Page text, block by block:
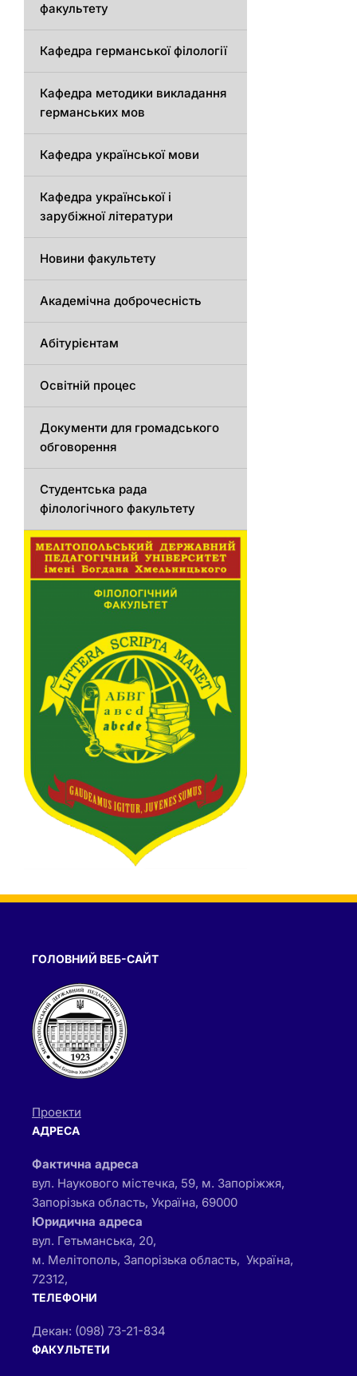
факультету
Кафедрa германської філології
Кафедрa методики викладання
германських мов
Кафедра української мови
Кафедра української і
зарубіжної літератури
Новини факультету
Академічна доброчесність
Абітурієнтам
Освітній процес
Документи для громадського
обговорення
Студентська рада
філологічного факультету
ГОЛОВНИЙ ВЕБ-САЙТ
Проекти
АДРЕСА
Фактична адреса
вул. Наукового містечка, 59, м. Запоріжжя,
Запорізька область, Україна, 69000
Юридична адреса
вул. Гетьманська, 20,
м. Мелітополь, Запорізька область, Україна,
72312,
ТЕЛЕФОНИ
Декан: (098) 73-21-834
ФАКУЛЬТЕТИ